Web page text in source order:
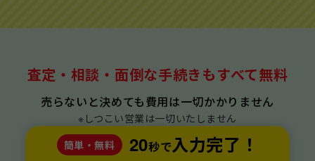
査定・相談・面倒な手続きもすべて無料
売らないと決めても費用は一切かかりません
※しつこい営業は一切いたしません
簡単・無料
20秒で入力完了！